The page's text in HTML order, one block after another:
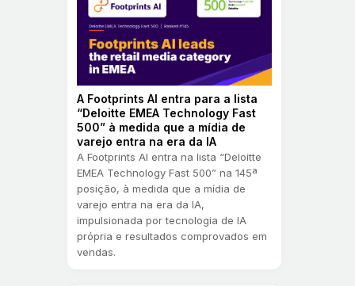
A Footprints AI entra para a lista
“Deloitte EMEA Technology Fast
500” à medida que a mídia de
varejo entra na era da IA
A Footprints AI entra na lista “Deloitte
EMEA Technology Fast 500” na 145ª
posição, à medida que a mídia de
varejo entra na era da IA,
impulsionada por tecnologia de IA
própria e resultados comprovados em
vendas.